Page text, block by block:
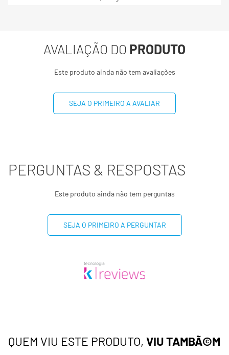
Curcumina 130mg
Não contém quantidades significativas de valor
energético, carboidratos, açúcares, proteínas, fibra
alimentar e sódio.
(**) valor diário não estabelecido.
AVALIAÇÃO DO PRODUTO
Este produto ainda não tem avaliações
SEJA O PRIMEIRO A AVALIAR
PERGUNTAS & RESPOSTAS
Este produto ainda não tem perguntas
SEJA O PRIMEIRO A PERGUNTAR
QUEM VIU ESTE PRODUTO, VIU TAMBÃ©M